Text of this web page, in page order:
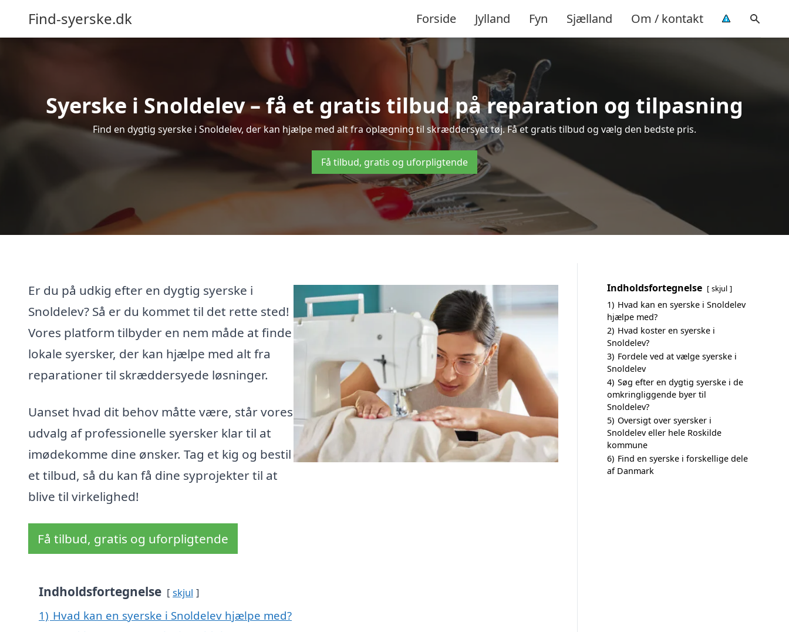
Find-syerske.dk Forside Jylland Fyn Sjælland Om / kontakt
Syerske i Snoldelev – få et gratis tilbud på reparation og tilpasning
Find en dygtig syerske i Snoldelev, der kan hjælpe med alt fra oplægning til skræddersyet tøj. Få et gratis tilbud og vælg den bedste pris.
Få tilbud, gratis og uforpligtende
Er du på udkig efter en dygtig syerske i
Snoldelev? Så er du kommet til det rette sted!
Vores platform tilbyder en nem måde at finde
lokale syersker, der kan hjælpe med alt fra
reparationer til skræddersyede løsninger.
Uanset hvad dit behov måtte være, står vores
udvalg af professionelle syersker klar til at
imødekomme dine ønsker. Tag et kig og bestil
et tilbud, så du kan få dine syprojekter til at
blive til virkelighed!
Få tilbud, gratis og uforpligtende
Indholdsfortegnelse skjul
1) Hvad kan en syerske i Snoldelev hjælpe med?
Indholdsfortegnelse skjul
1) Hvad kan en syerske i Snoldelev
hjælpe med?
2) Hvad koster en syerske i
Snoldelev?
3) Fordele ved at vælge syerske i
Snoldelev
4) Søg efter en dygtig syerske i de
omkringliggende byer til
Snoldelev?
5) Oversigt over syersker i
Snoldelev eller hele Roskilde
kommune
6) Find en syerske i forskellige dele
af Danmark